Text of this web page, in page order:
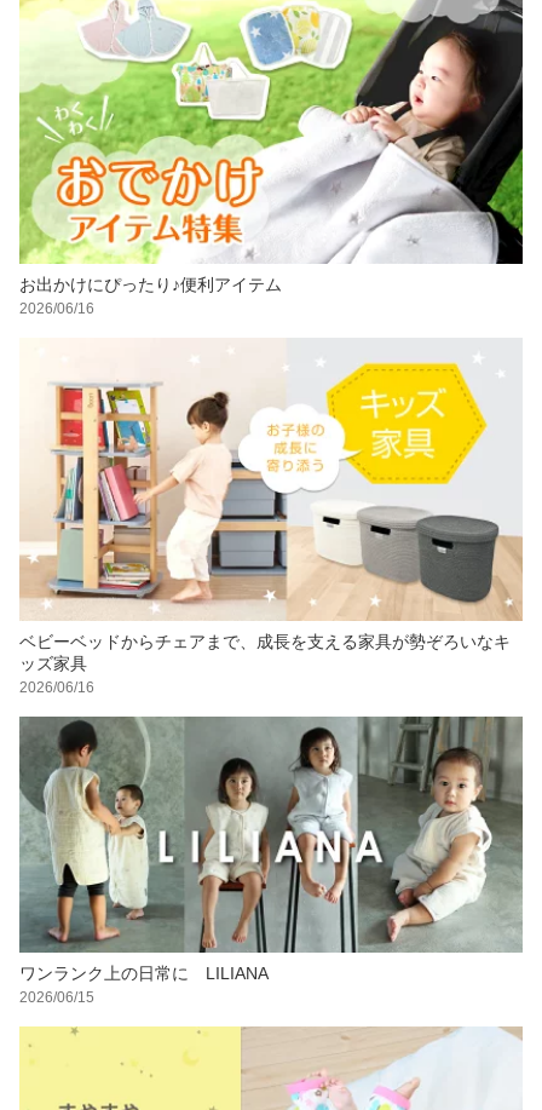
お出かけにぴったり♪便利アイテム
2026/06/16
ベビーベッドからチェアまで、成長を支える家具が勢ぞろいなキ
ッズ家具
2026/06/16
ワンランク上の日常に LILIANA
2026/06/15